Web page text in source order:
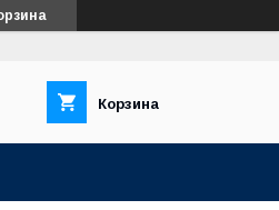
Корзина